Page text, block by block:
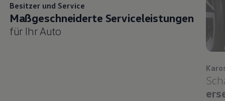
Besitzer und Service
Maßgeschneiderte Serviceleistungen
für Ihr Auto